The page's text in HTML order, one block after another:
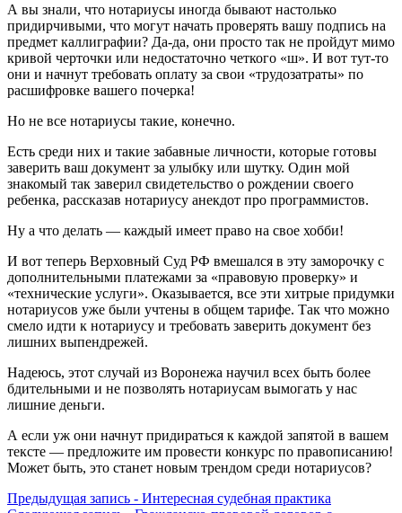
А вы знали, что нотариусы иногда бывают настолько
придирчивыми, что могут начать проверять вашу подпись на
предмет каллиграфии? Да-да, они просто так не пройдут мимо
кривой черточки или недостаточно четкого «ш». И вот тут-то
они и начнут требовать оплату за свои «трудозатраты» по
расшифровке вашего почерка!
Но не все нотариусы такие, конечно.
Есть среди них и такие забавные личности, которые готовы
заверить ваш документ за улыбку или шутку. Один мой
знакомый так заверил свидетельство о рождении своего
ребенка, рассказав нотариусу анекдот про программистов.
Ну а что делать — каждый имеет право на свое хобби!
И вот теперь Верховный Суд РФ вмешался в эту заморочку с
дополнительными платежами за «правовую проверку» и
«технические услуги». Оказывается, все эти хитрые придумки
нотариусов уже были учтены в общем тарифе. Так что можно
смело идти к нотариусу и требовать заверить документ без
лишних выпендрежей.
Надеюсь, этот случай из Воронежа научил всех быть более
бдительными и не позволять нотариусам вымогать у нас
лишние деньги.
А если уж они начнут придираться к каждой запятой в вашем
тексте — предложите им провести конкурс по правописанию!
Может быть, это станет новым трендом среди нотариусов?
Навигация
Предыдущая запись - Предыдущая
Интересная судебная практика